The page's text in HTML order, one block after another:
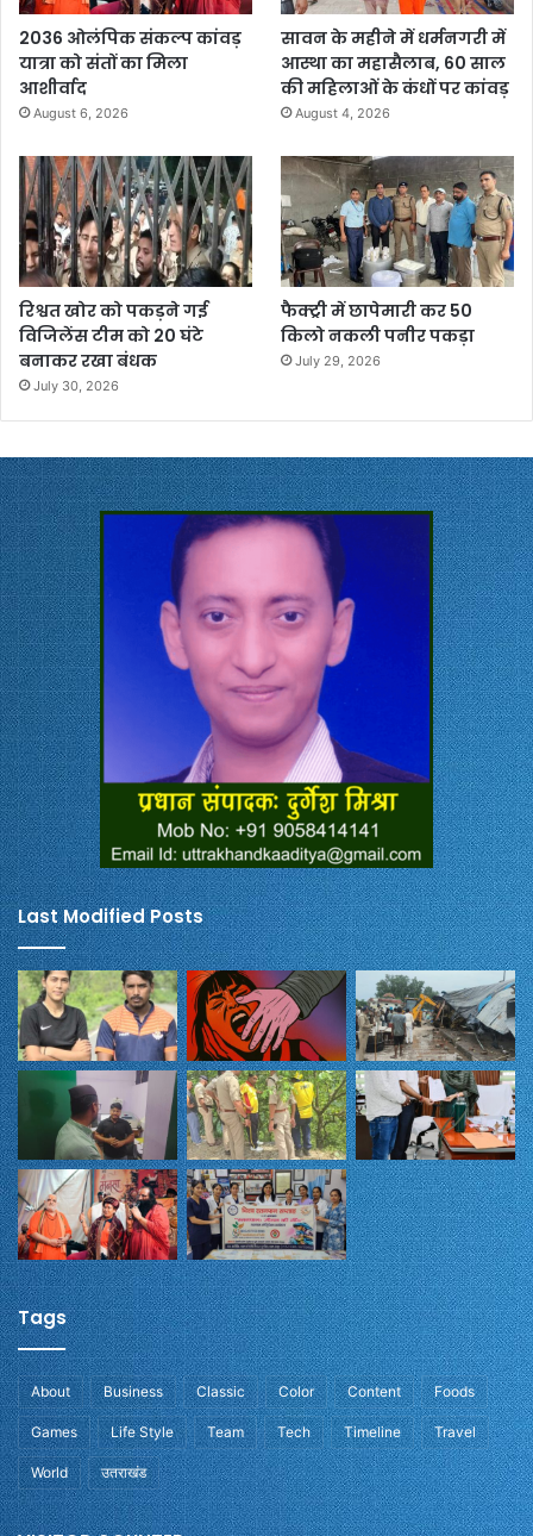
2036 ओलंपिक संकल्प कांवड़
यात्रा को संतों का मिला
आशीर्वाद
August 6, 2026
सावन के महीने में धर्मनगरी में
आस्था का महासैलाब, 60 साल
की महिलाओं के कंधों पर कांवड़
August 4, 2026
रिश्वत खोर को पकड़ने गई
विजिलेंस टीम को 20 घंटे
बनाकर रखा बंधक
July 30, 2026
फैक्ट्री में छापेमारी कर 50
किलो नकली पनीर पकड़ा
July 29, 2026
Last Modified Posts
Tags
About Business Classic Color Content Foods
Games Life Style Team Tech Timeline Travel
World उतराखंड